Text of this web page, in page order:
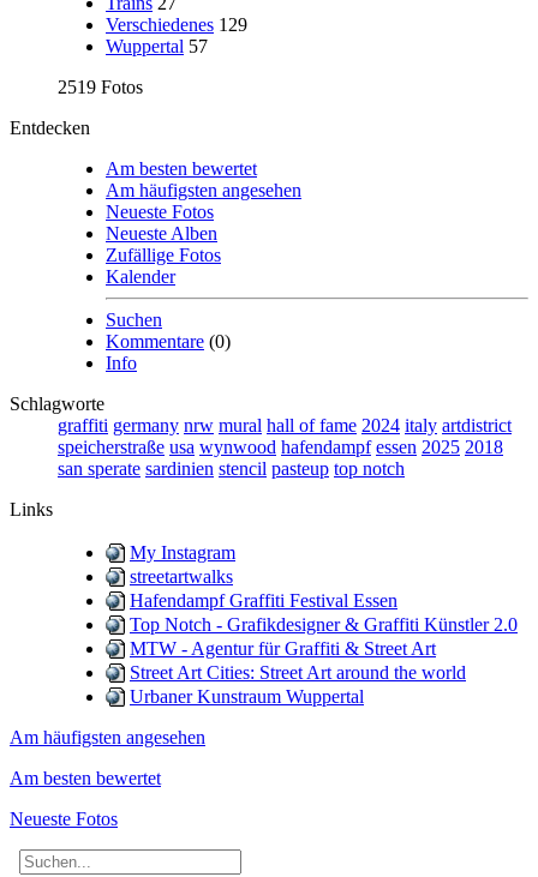
Verschiedenes 129
Wuppertal 57
2519 Fotos
Entdecken
Am besten bewertet
Am häufigsten angesehen
Neueste Fotos
Neueste Alben
Zufällige Fotos
Kalender
Suchen
Kommentare (0)
Info
Schlagworte
graffiti germany nrw mural hall of fame 2024 italy artdistrict
speicherstraße usa wynwood hafendampf essen 2025 2018
san sperate sardinien stencil pasteup top notch
Links
My Instagram
streetartwalks
Hafendampf Graffiti Festival Essen
Top Notch - Grafikdesigner & Graffiti Künstler 2.0
MTW - Agentur für Graffiti & Street Art
Street Art Cities: Street Art around the world
Urbaner Kunstraum Wuppertal
Am häufigsten angesehen
Am besten bewertet
Neueste Fotos